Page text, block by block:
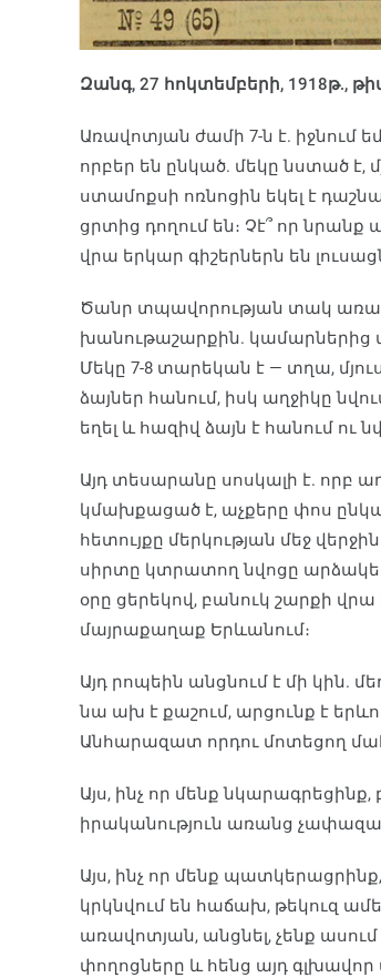
Զանգ, 27 հոկտեմբերի, 1918թ.,
Առավոտյան ժամի 7-ն է. իջնում
որբեր են ընկած. մեկը նստած է,
ստամոքսի ոռնոցին եկել է
ցրտից դողում են։ Չէ՞ որ
վրա երկար գիշերներն են
Ծանր տպավորության տակ
խանութաշարքին. կամարներից
Մեկը 7-8 տարեկան է — տղա,
ձայներ հանում, իսկ աղջիկը
եղել և հազիվ ձայն է հանում ու
Այդ տեսարանը սոսկալի է. որբ
կմախքացած է, աչքերը փոս
հետույքը մերկության մեջ
սիրտը կտրատող նվոցը արձակել,
օրը ցերեկով, բանուկ շարքի
մայրաքաղաք Երևանում։
Այդ րոպեին անցնում է մի կին.
նա ախ է քաշում, արցունք է
Անհարազատ որդու մոտեցող
Այս, ինչ որ մենք նկարագրեցինք,
իրականություն առանց
Այս, ինչ որ մենք
կրկնվում են հաճախ, թեկուզ
առավոտյան, անցնել, չենք
փողոցները և հենց այդ